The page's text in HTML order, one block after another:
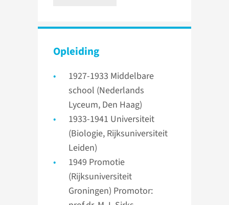
Opleiding
1927-1933 Middelbare
school (Nederlands
Lyceum, Den Haag)
1933-1941 Universiteit
(Biologie, Rijksuniversiteit
Leiden)
1949 Promotie
(Rijksuniversiteit
Groningen) Promotor: